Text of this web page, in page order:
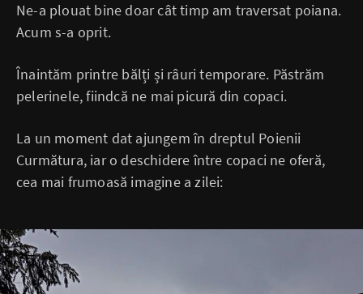
Ne-a plouat bine doar cât timp am traversat poiana.
Acum s-a oprit.
Înaintăm printre bălți și râuri temporare. Păstrăm
pelerinele, fiindcă ne mai picură din copaci.
La un moment dat ajungem în dreptul Poienii
Curmătura, iar o deschidere între copaci ne oferă,
cea mai frumoasă imagine a zilei: